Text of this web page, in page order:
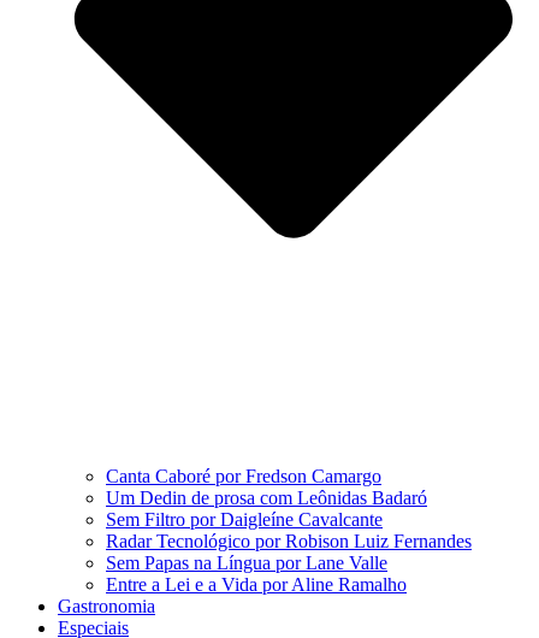
Canta Caboré por Fredson Camargo
Um Dedin de prosa com Leônidas Badaró
Sem Filtro por Daigleíne Cavalcante
Radar Tecnológico por Robison Luiz Fernandes
Sem Papas na Língua por Lane Valle
Entre a Lei e a Vida por Aline Ramalho
Gastronomia
Especiais